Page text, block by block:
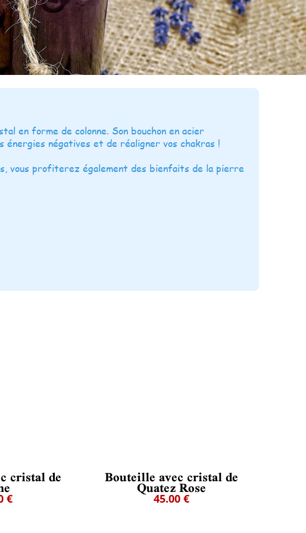
en forme de colonne. Son bouchon en acier
négatives et de réaligner vos chakras !
vous profiterez également des bienfaits de la pierre
cristal de
€
Bouteille avec cristal de
Quatez Rose
45.00 €